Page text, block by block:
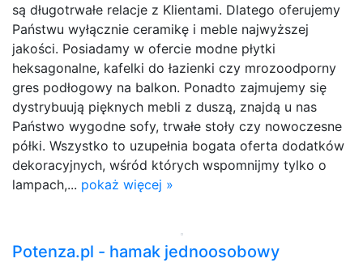
są długotrwałe relacje z Klientami. Dlatego oferujemy
Państwu wyłącznie ceramikę i meble najwyższej
jakości. Posiadamy w ofercie modne płytki
heksagonalne, kafelki do łazienki czy mrozoodporny
gres podłogowy na balkon. Ponadto zajmujemy się
dystrybuują pięknych mebli z duszą, znajdą u nas
Państwo wygodne sofy, trwałe stoły czy nowoczesne
półki. Wszystko to uzupełnia bogata oferta dodatków
dekoracyjnych, wśród których wspomnijmy tylko o
lampach,... pokaż więcej »
Potenza.pl - hamak jednoosobowy